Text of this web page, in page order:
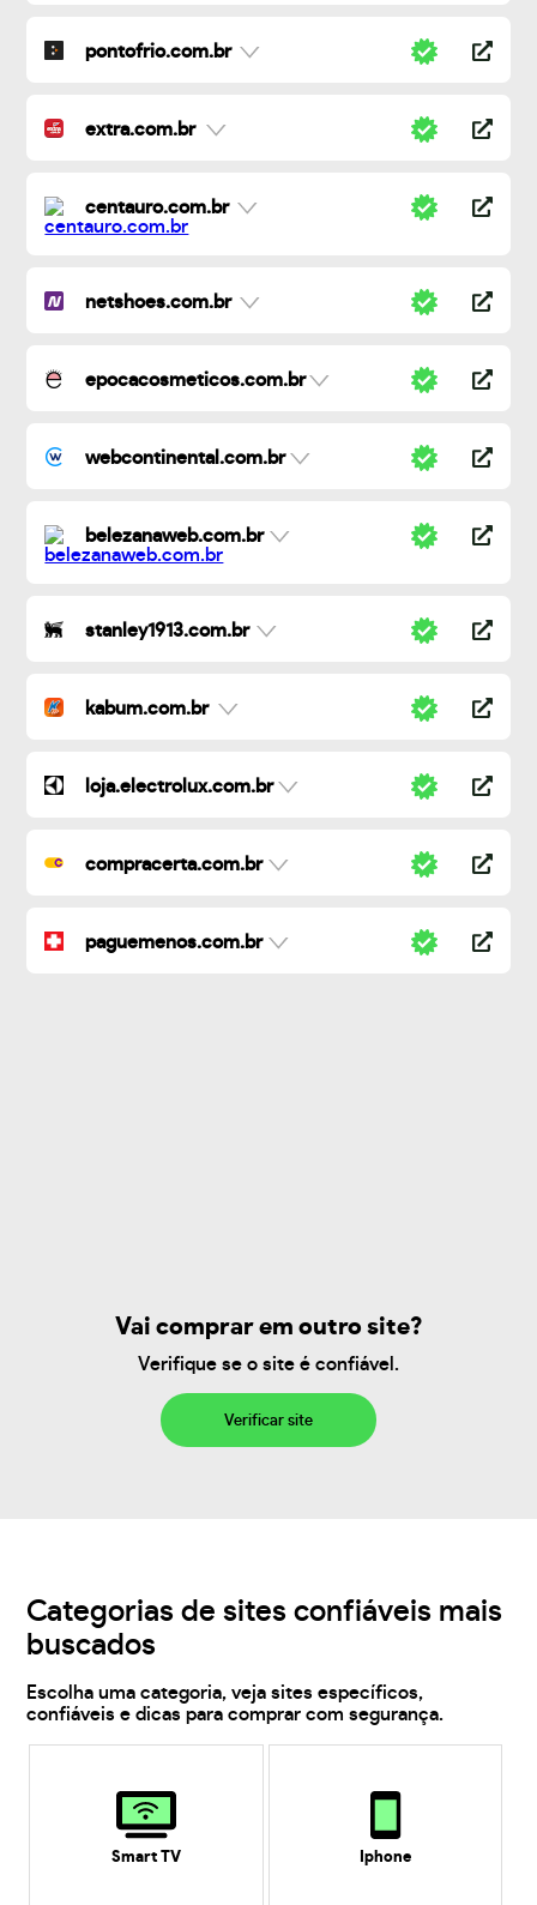
pontofrio.com.br
extra.com.br
centauro.com.br
netshoes.com.br
epocacosmeticos.com.br
webcontinental.com.br
belezanaweb.com.br
stanley1913.com.br
kabum.com.br
loja.electrolux.com.br
compracerta.com.br
paguemenos.com.br
Vai comprar em outro site?
Verifique se o site é confiável.
Verificar site
Categorias de sites confiáveis mais
buscados
Escolha uma categoria, veja sites específicos,
confiáveis e dicas para comprar com segurança.
Smart TV Iphone